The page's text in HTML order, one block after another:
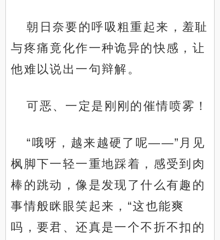
朝日奈要的呼吸粗重起来，羞耻
与疼痛竟化作一种诡异的快感，让
他难以说出一句辩解。
可恶、一定是刚刚的催情喷雾！
“哦呀，越来越硬了呢——”月见
枫脚下一轻一重地踩着，感受到肉
棒的跳动，像是发现了什么有趣的
事情般眯眼笑起来，“这也能爽
吗，要君、还真是一个不折不扣的